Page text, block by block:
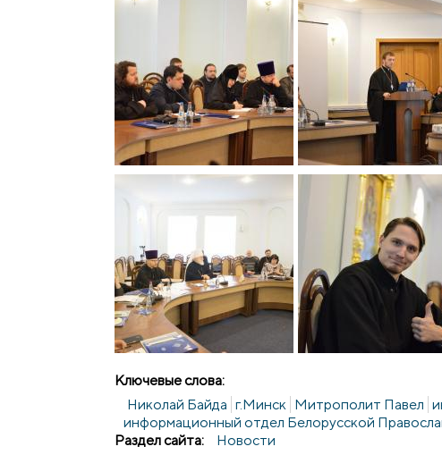
Ключевые слова:
Николай Байда г.Минск Митрополит Павел
информационный отдел Белорусской
Раздел сайта:
Новости